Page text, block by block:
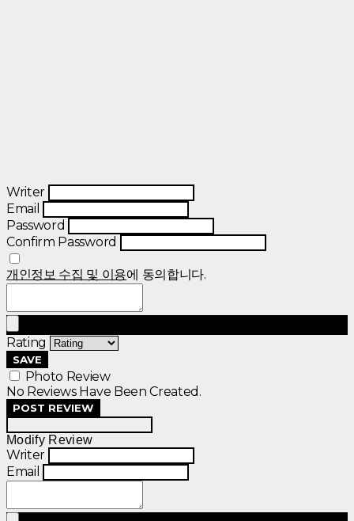
Writer
Email
Password
Confirm Password
개인정보 수집 및 이용에 동의합니다.
Rating
SAVE
Photo Review
No Reviews Have Been Created.
POST REVIEW
Modify Review
Writer
Email